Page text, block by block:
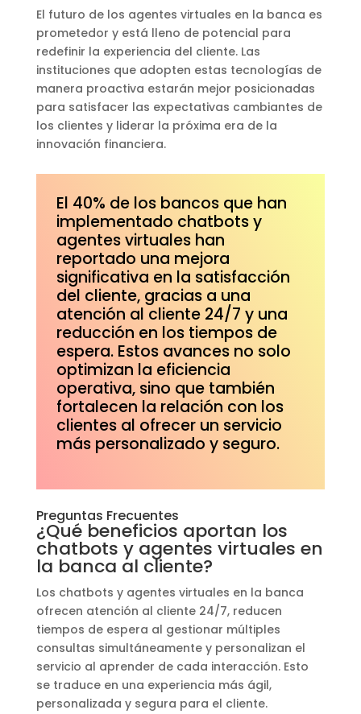
El futuro de los agentes virtuales en la banca es
prometedor y está lleno de potencial para
redefinir la experiencia del cliente. Las
instituciones que adopten estas tecnologías de
manera proactiva estarán mejor posicionadas
para satisfacer las expectativas cambiantes de
los clientes y liderar la próxima era de la
innovación financiera.
El 40% de los bancos que han
implementado chatbots y
agentes virtuales han
reportado una mejora
significativa en la satisfacción
del cliente, gracias a una
atención al cliente 24/7 y una
reducción en los tiempos de
espera. Estos avances no solo
optimizan la eficiencia
operativa, sino que también
fortalecen la relación con los
clientes al ofrecer un servicio
más personalizado y seguro.
Preguntas Frecuentes
¿Qué beneficios aportan los
chatbots y agentes virtuales en
la banca al cliente?
Los chatbots y agentes virtuales en la banca
ofrecen atención al cliente 24/7, reducen
tiempos de espera al gestionar múltiples
consultas simultáneamente y personalizan el
servicio al aprender de cada interacción. Esto
se traduce en una experiencia más ágil,
personalizada y segura para el cliente.